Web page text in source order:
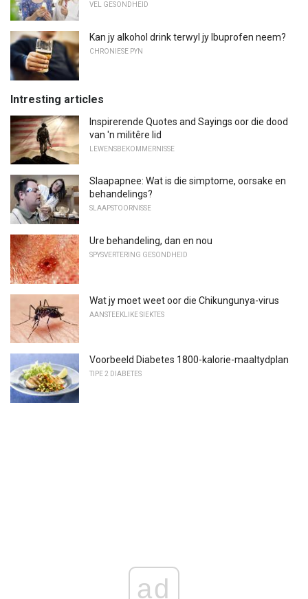
VEL GESONDHEID
Kan jy alkohol drink terwyl jy Ibuprofen neem?
CHRONIESE PYN
Intresting articles
Inspirerende Quotes and Sayings oor die dood
van 'n militêre lid
LEWENSBEKOMMERNISSE
Slaapapnee: Wat is die simptome, oorsake en
behandelings?
SLAAPSTOORNISSE
Ure behandeling, dan en nou
SPYSVERTERING GESONDHEID
Wat jy moet weet oor die Chikungunya-virus
AANSTEEKLIKE SIEKTES
Voorbeeld Diabetes 1800-kalorie-maaltydplan
TIPE 2 DIABETES
ad